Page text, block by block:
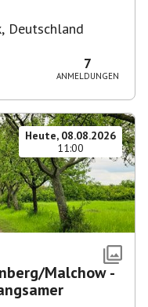
Deutschland
7
ANMELDUNGEN
Heute, 08.08.2026
11:00
Malchow -